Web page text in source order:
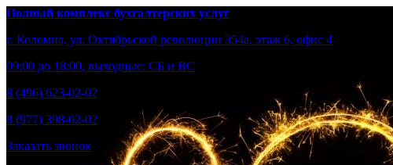
Полный комплекс бухгалтерских услуг
г. Коломна, ул. Октябрьской революции 354а, этаж 6, офис 4
09:00 до 18:00, выходные: СБ и ВС
8 (496) 623-02-02
8 (977) 398-02-02
Заказать звонок